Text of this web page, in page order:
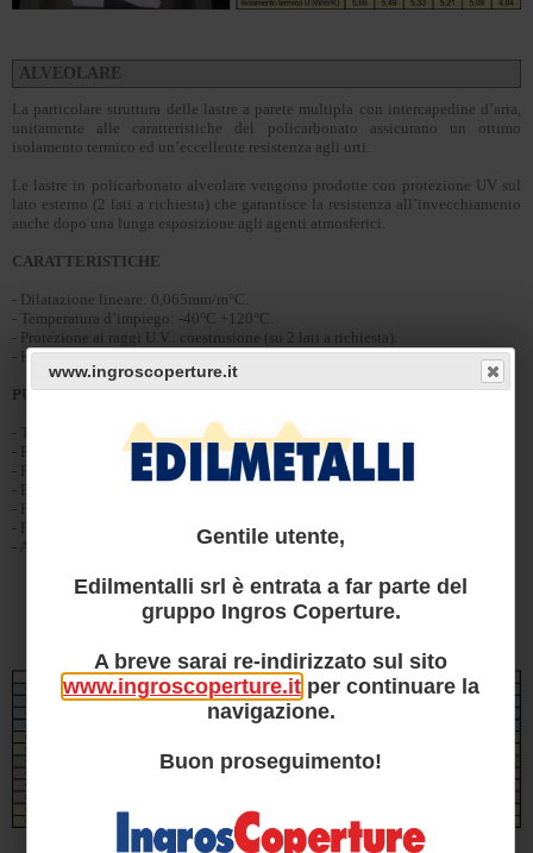
ALVEOLARE
La particolare struttura delle lastre a parete multipla con intercapedine d’aria,
unitamente alle caratteristiche del policarbonato assicurano un ottimo
isolamento termico ed un’eccellente resistenza agli urti.
Le lastre in policarbonato alveolare vengono prodotte con protezione UV sul
lato esterno (2 lati a richiesta) che garantisce la resistenza all’invecchiamento
anche dopo una lunga esposizione agli agenti atmosferici.
CARATTERISTICHE
- Dilatazione lineare: 0,065mm/m°C.
- Temperatura d’impiego: -40°C +120°C.
- Protezione ai raggi U.V.: coestrusione (su 2 lati a richiesta).
- Reazione al fuoco EN 13501: EuroClass B-s2,d0.
PUNTI DI FORZA
- Trasmissione della luce.
- Resistenza ai raggi U.V. ed alla grandine.
- Risparmio energetico.
- Economicità.
- Formato 1250 x 6000 mm.
- Formato 2100 x 6000 mm.
- Altri formati a richiesta.
www.ingroscoperture.it
Gentile utente,
Edilmentalli srl è entrata a far parte del
gruppo Ingros Coperture.
A breve sarai re-indirizzato sul sito
www.ingroscoperture.itper continuare la
navigazione.
Buon proseguimento!